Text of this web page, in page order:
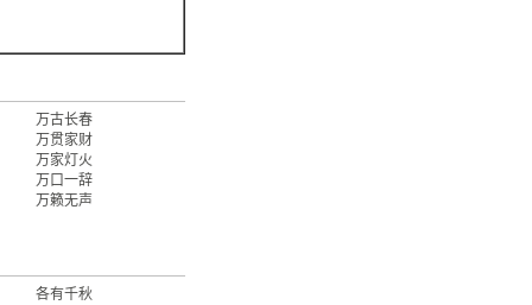
万古长春
万贯家财
万家灯火
万口一辞
万籁无声
各有千秋